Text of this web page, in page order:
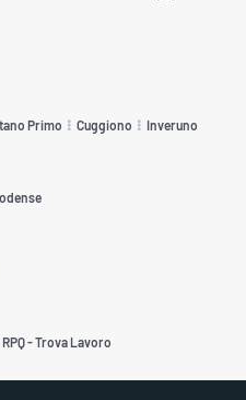
Primo Cuggiono Inveruno
RPQ - Trova Lavoro